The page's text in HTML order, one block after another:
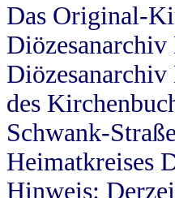
Das Original-
des
Schwank-
Heimatkreises
Hinweis: